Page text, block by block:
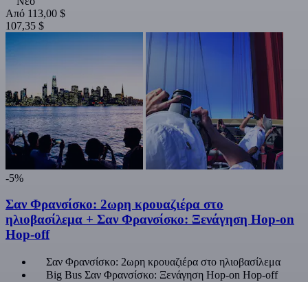
Από 113,00 $
107,35 $
-5%
Σαν Φρανσίσκο: 2ωρη κρουαζιέρα στο
ηλιοβασίλεμα + Σαν Φρανσίσκο: Ξενάγηση Hop-on
Hop-off
Σαν Φρανσίσκο: 2ωρη κρουαζιέρα στο ηλιοβασίλεμα
Big Bus Σαν Φρανσίσκο: Ξενάγηση Hop-on Hop-off